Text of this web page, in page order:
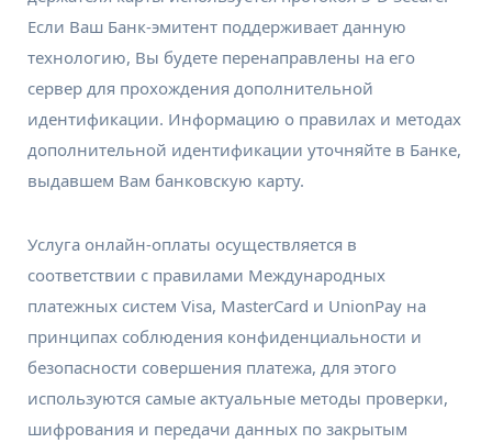
Если Ваш Банк-эмитент поддерживает данную
технологию, Вы будете перенаправлены на его
сервер для прохождения дополнительной
идентификации. Информацию о правилах и методах
дополнительной идентификации уточняйте в Банке,
выдавшем Вам банковскую карту.
Услуга онлайн-оплаты осуществляется в
соответствии с правилами Международных
платежных систем Visa, MasterCard и UnionPay на
принципах соблюдения конфиденциальности и
безопасности совершения платежа, для этого
используются самые актуальные методы проверки,
шифрования и передачи данных по закрытым